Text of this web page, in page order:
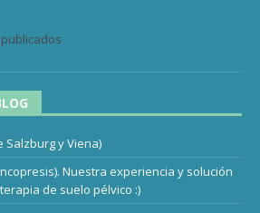
Salzburg y Viena)
Nuestra experiencia y solución
de suelo pélvico :)